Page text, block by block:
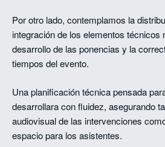
Por otro lado, contemplamos la
integración de los elementos técnicos
desarrollo de las ponencias y la
tiempos del evento.
Una planificación técnica pensada
desarrollara con fluidez, asegurando
audiovisual de las intervenciones
espacio para los asistentes.